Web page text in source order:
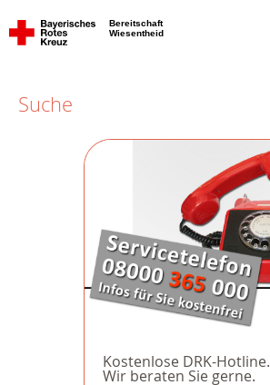
Bereitschaft
Wiesentheid
Suche
Kostenlose DRK-Hotline.
Wir beraten Sie gerne.